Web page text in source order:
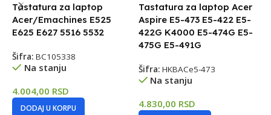
Tastatura za laptop
Acer/Emachines E525
E625 E627 5516 5532
Šifra: BC105338
Na stanju
4.004,00 RSD
DODAJ U KORPU
Tastatura za laptop Acer
Aspire E5-473 E5-422 E5-
422G K4000 E5-474G E5-
475G E5-491G
Šifra: HKBACe5-473
Na stanju
4.830,00 RSD